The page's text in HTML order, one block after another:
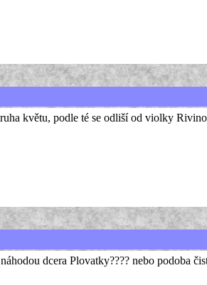
květu, podle té se odliší od violky
dcera Plovatky???? nebo podoba